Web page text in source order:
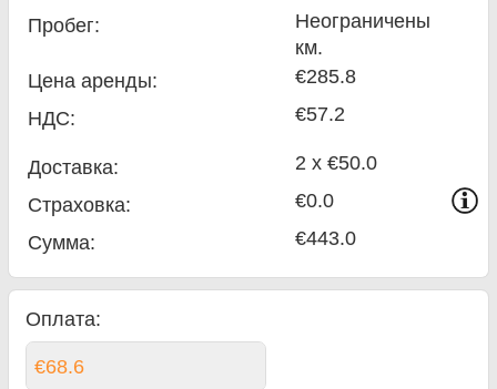
Пробег:
Неограничены
км.
Цена аренды:
€285.8
НДС:
€57.2
Доставка:
2 x €50.0
Страховка:
€0.0
Сумма: €443.0
Оплата:
€68.6